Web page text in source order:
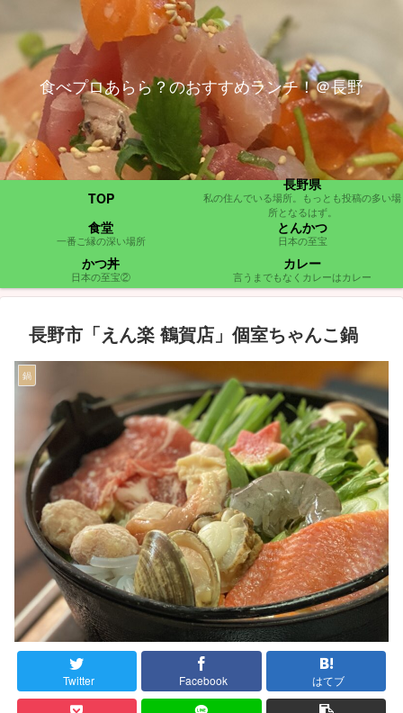
食べプロあらら？のおすすめランチ！＠長野
TOP
長野県
私の住んでいる場所。もっとも投稿の多い場
所となるはず。
食堂
一番ご縁の深い場所
とんかつ
日本の至宝
かつ丼
日本の至宝②
カレー
言うまでもなくカレーはカレー
長野市「えん楽 鶴賀店」個室ちゃんこ鍋
鍋
Twitter Facebook はてブ